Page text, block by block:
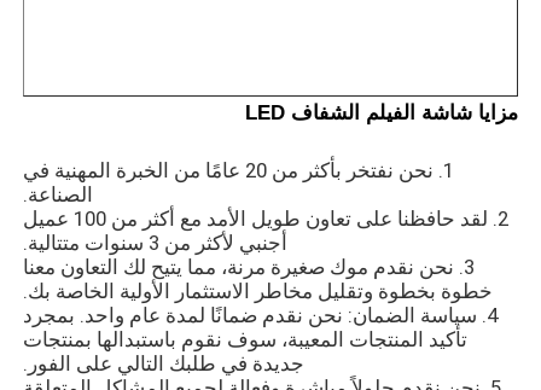
شاشة LED ثلاثية الأبعاد
شاشة مصبغة LED
شاشة عرض شفافة
مزايا شاشة الفيلم الشفاف LED
1. نحن نفتخر بأكثر من 20 عامًا من الخبرة المهنية في
الصناعة.
2. لقد حافظنا على تعاون طويل الأمد مع أكثر من 100 عميل
أجنبي لأكثر من 3 سنوات متتالية.
3. نحن نقدم موك صغيرة مرنة، مما يتيح لك التعاون معنا
خطوة بخطوة وتقليل مخاطر الاستثمار الأولية الخاصة بك.
4. سياسة الضمان: نحن نقدم ضمانًا لمدة عام واحد. بمجرد
تأكيد المنتجات المعيبة، سوف نقوم باستبدالها بمنتجات
جديدة في طلبك التالي على الفور.